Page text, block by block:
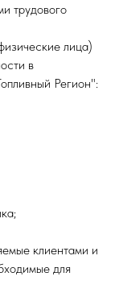
трудового
лица)
в
Регион":
клиентами и
для